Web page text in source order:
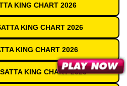
KING CHART 2026
KING CHART 2026
KING CHART 2026
KING CHART 2026